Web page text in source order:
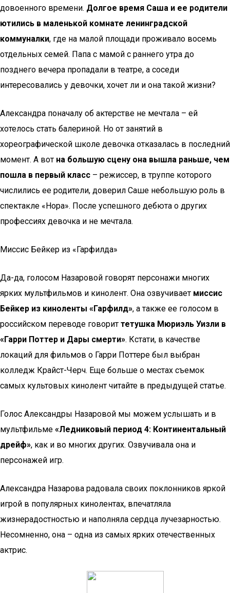
довоенного времени. Долгое время Саша и ее родители
ютились в маленькой комнате ленинградской
коммуналки, где на малой площади проживало восемь
отдельных семей. Папа с мамой с раннего утра до
позднего вечера пропадали в театре, а соседи
интересовались у девочки, хочет ли и она такой жизни?
Александра поначалу об актерстве не мечтала – ей
хотелось стать балериной. Но от занятий в
хореографической школе девочка отказалась в последний
момент. А вот на большую сцену она вышла раньше, чем
пошла в первый класс – режиссер, в труппе которого
числились ее родители, доверил Саше небольшую роль в
спектакле «Нора». После успешного дебюта о других
профессиях девочка и не мечтала.
Миссис Бейкер из «Гарфилда»
Да-да, голосом Назаровой говорят персонажи многих
ярких мультфильмов и кинолент. Она озвучивает миссис
Бейкер из киноленты «Гарфилд», а также ее голосом в
российском переводе говорит тетушка Мюриэль Уизли в
«Гарри Поттер и Дары смерти». Кстати, в качестве
локаций для фильмов о Гарри Поттере был выбран
колледж Крайст-Черч. Еще больше о местах съемок
самых культовых кинолент читайте в предыдущей статье.
Голос Александры Назаровой мы можем услышать и в
мультфильме «Ледниковый период 4: Континентальный
дрейф», как и во многих других. Озвучивала она и
персонажей игр.
Александра Назарова радовала своих поклонников яркой
игрой в популярных кинолентах, впечатляла
жизнерадостностью и наполняла сердца лучезарностью.
Несомненно, она – одна из самых ярких отечественных
актрис.